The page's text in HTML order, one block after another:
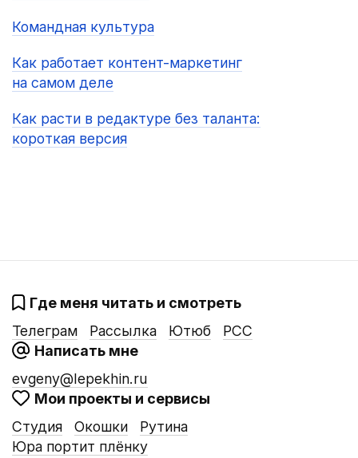
Командная культура
Как работает контент-маркетинг
на самом деле
Как расти в редактуре без таланта:
короткая версия
Где меня читать и смотреть
Телеграм
Рассылка Ютюб
РСС
Написать мне
evgeny@lepekhin.ru
Мои проекты и сервисы
Студия
Окошки
Юра портит плёнку
Рутина